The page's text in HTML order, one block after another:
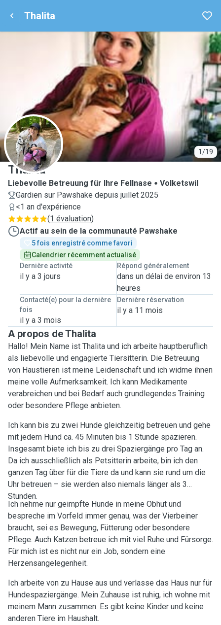
Thalita
1/19
T
Thalita
Liebevolle Betreuung für Ihre Fellnase
Volketswil
Gardien sur Pawshake depuis juillet 2025
<1 an d'expérience
(1 évaluation)
Actif au sein de la communauté Pawshake
5 fois enregistré comme favori
Calendrier récemment actualisé
Dernière activité
il y a 3 jours
Répond généralement
dans un délai de environ 13
heures
Contacté(e) pour la dernière
fois
il y a 3 mois
Dernière réservation
il y a 11 mois
A propos de Thalita
Hallo! Mein Name ist Thalita und ich arbeite hauptberuflich
als liebevolle und engagierte Tiersitterin. Die Betreuung
von Haustieren ist meine Leidenschaft und ich widme ihnen
meine volle Aufmerksamkeit. Ich kann Medikamente
verabreichen und bei Bedarf auch grundlegendes Training
oder besondere Pflege anbieten.
Ich kann bis zu zwei Hunde gleichzeitig betreuen und gehe
mit jedem Hund ca. 45 Minuten bis 1 Stunde spazieren.
Insgesamt biete ich bis zu drei Spaziergänge pro Tag an.
Da ich ausschließlich als Petsitterin arbeite, bin ich den
ganzen Tag über für die Tiere da und kann sie rund um die
Uhr betreuen – sie werden also niemals länger als 3
Stunden.
Ich nehme nur geimpfte Hunde in meine Obhut und
bespreche im Vorfeld immer genau, was der Vierbeiner
braucht, sei es Bewegung, Fütterung oder besondere
Pflege. Auch Katzen betreue ich mit viel Ruhe und Fürsorge.
Für mich ist es nicht nur ein Job, sondern eine
Herzensangelegenheit.
Ich arbeite von zu Hause aus und verlasse das Haus nur für
Hundespaziergänge. Mein Zuhause ist ruhig, ich wohne mit
meinem Mann zusammen. Es gibt keine Kinder und keine
anderen Tiere im Haushalt.